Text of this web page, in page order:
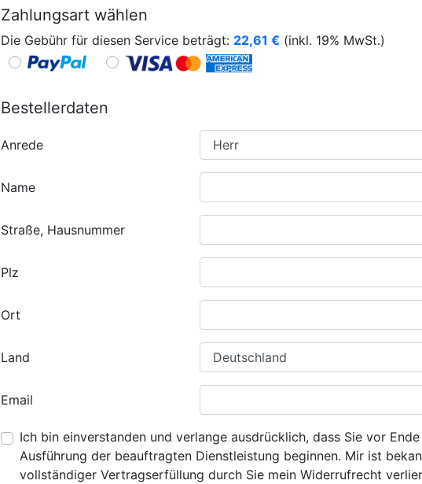
Zahlungsart wählen
Die Gebühr für diesen Service beträgt: 22,61 € (inkl. 19% MwSt.)
Bestellerdaten
Anrede
Name
Straße, Hausnummer
Plz
Ort
Land
Email
Ich bin einverstanden und verlange ausdrücklich, dass Sie vor
Ausführung der beauftragten Dienstleistung beginnen. Mir ist
vollständiger Vertragserfüllung durch Sie mein Widerrufrecht